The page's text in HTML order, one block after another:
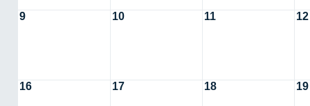
9 10 11 12
16 17 18 19